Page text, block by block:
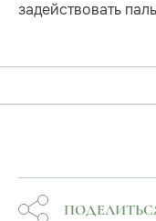
задействовать